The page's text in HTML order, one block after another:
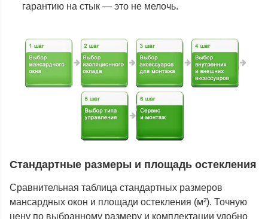
гарантию на стык — это не мелочь.
Стандартные размеры и площадь остекления
Сравнительная таблица стандартных размеров
мансардных окон и площади остекления (м²). Точную
цену по выбранному размеру и комплектации удобно